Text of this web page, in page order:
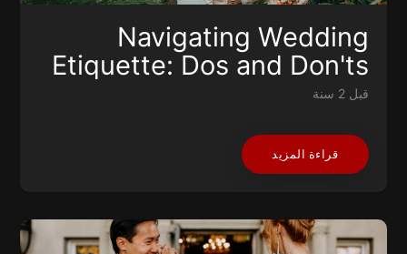
Navigating Wedding
Etiquette: Dos and Don'ts
قبل 2 سنة
قراءة المزيد